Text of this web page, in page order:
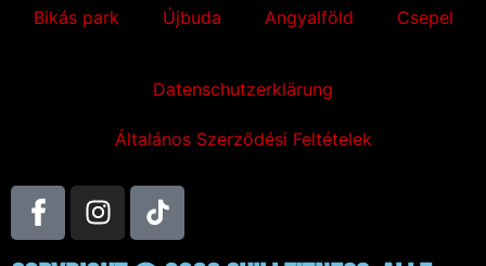
Bikás park Újbuda Angyalföld Csepel
Datenschutzerklärung
Általános Szerződési Feltételek